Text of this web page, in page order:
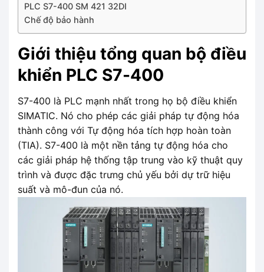
PLC S7-400 SM 421 32DI
Chế độ bảo hành
Giới thiệu tổng quan bộ điều
khiển PLC S7-400
S7-400 là PLC mạnh nhất trong họ bộ điều khiển
SIMATIC. Nó cho phép các giải pháp tự động hóa
thành công với Tự động hóa tích hợp hoàn toàn
(TIA). S7-400 là một nền tảng tự động hóa cho
các giải pháp hệ thống tập trung vào kỹ thuật quy
trình và được đặc trưng chủ yếu bởi dự trữ hiệu
suất và mô-đun của nó.